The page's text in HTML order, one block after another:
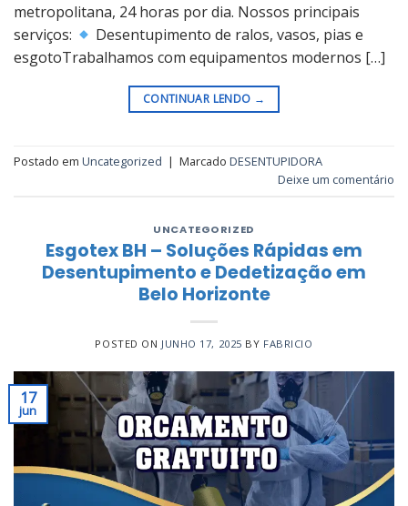
metropolitana, 24 horas por dia. Nossos principais
serviços:
Desentupimento de ralos, vasos, pias e
esgotoTrabalhamos com equipamentos modernos […]
CONTINUAR LENDO →
Postado em Uncategorized | Marcado DESENTUPIDORA
Deixe um comentário
UNCATEGORIZED
Esgotex BH – Soluções Rápidas em
Desentupimento e Dedetização em
Belo Horizonte
POSTED ON JUNHO 17, 2025 BY FABRICIO
17
jun